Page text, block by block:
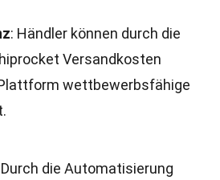
: Händler können durch die
Versandkosten
wettbewerbsfähige
Durch die Automatisierung